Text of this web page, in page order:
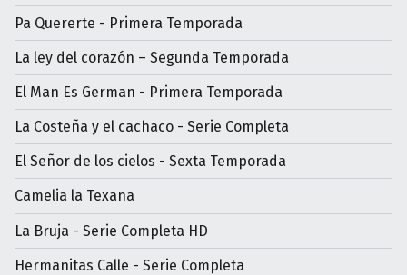
Pa Quererte - Primera Temporada
La ley del corazón – Segunda Temporada
El Man Es German - Primera Temporada
La Costeña y el cachaco - Serie Completa
El Señor de los cielos - Sexta Temporada
Camelia la Texana
La Bruja - Serie Completa HD
Hermanitas Calle - Serie Completa